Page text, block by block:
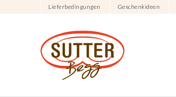
Lieferbedingungen Geschenkideen